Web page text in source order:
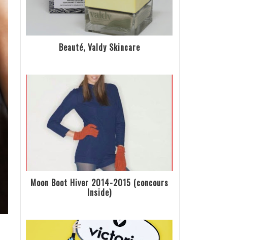
Beauté, Valdy Skincare
Moon Boot Hiver 2014-2015 (concours
Inside)